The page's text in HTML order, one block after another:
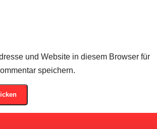
und Website in diesem Browser für
speichern.